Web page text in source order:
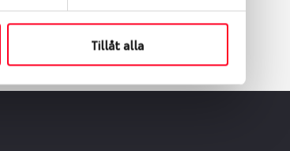
Tillåt alla